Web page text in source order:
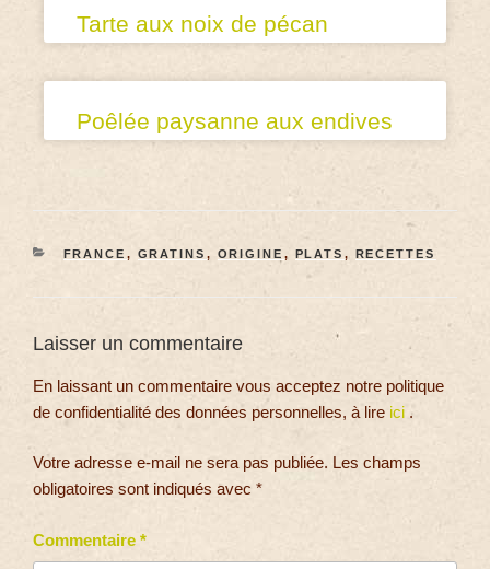
Tarte aux noix de pécan
Poêlée paysanne aux endives
FRANCE , GRATINS , ORIGINE , PLATS , RECETTES
Laisser un commentaire
En laissant un commentaire vous acceptez notre politique
de confidentialité des données personnelles, à lire ici .
Votre adresse e-mail ne sera pas publiée. Les champs
obligatoires sont indiqués avec *
Commentaire *